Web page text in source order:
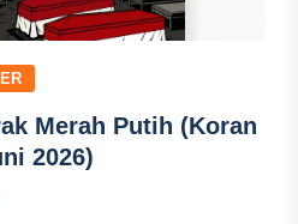
Merah Putih (Koran
2026)